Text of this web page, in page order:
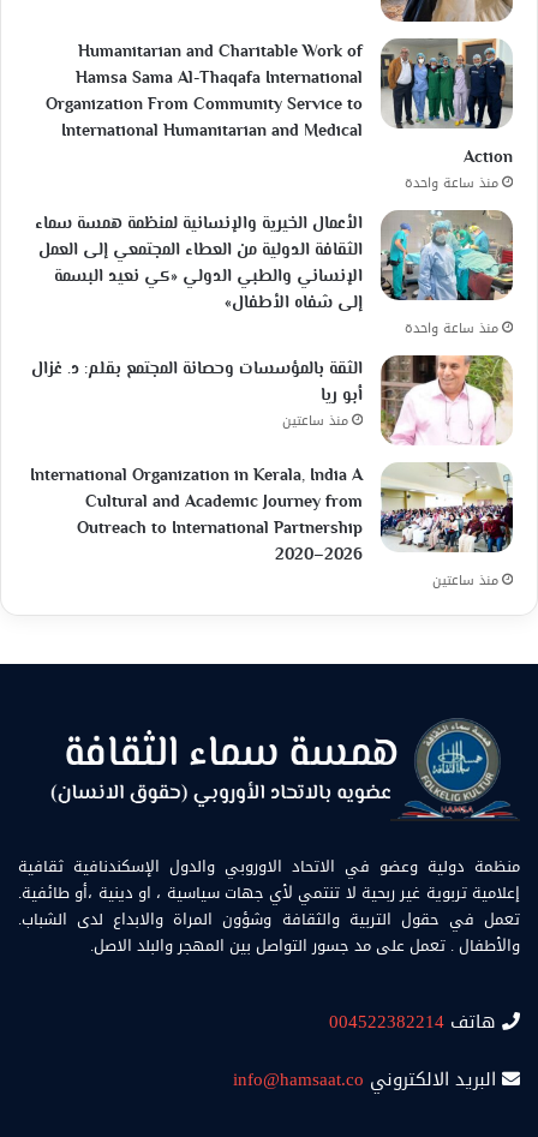
Humanitarian and Charitable Work of
Hamsa Sama Al-Thaqafa International
Organization From Community Service to
International Humanitarian and Medical
Action
منذ ساعة واحدة
الأعمال الخيرية والإنسانية لمنظمة همسة سماء
الثقافة الدولية من العطاء المجتمعي إلى العمل
الإنساني والطبي الدولي «كي نعيد البسمة
إلى شفاه الأطفال»
منذ ساعة واحدة
الثقة بالمؤسسات وحصانة المجتمع بقلم: د. غزال
أبو ريا
منذ ساعتين
International Organization in Kerala, India A
Cultural and Academic Journey from
Outreach to International Partnership
2020–2026
منذ ساعتين
منظمة دولية وعضو في الاتحاد الاوروبي والدول الإسكندنافية ثقافية
إعلامية تربوية غير ربحية لا تنتمي لأي جهات سياسية ، او دينية ،أو طائفية.
تعمل في حقول التربية والثقافة وشؤون المراة والابداع لدى الشباب.
والأطفال . تعمل على مد جسور التواصل بين المهجر والبلد الاصل.
هاتف 004522382214
البريد الالكتروني info@hamsaat.co